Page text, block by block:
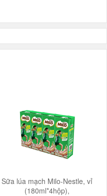
Sữa lúa mạch Milo-Nestle, vỉ
(180ml*4hộp),